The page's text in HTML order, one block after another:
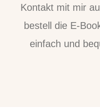
Kontakt mit mir
bestell die E-
einfach und